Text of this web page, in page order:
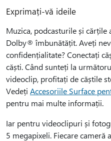
Exprimați-vă ideile
Muzica, podcasturile și cărțile
Dolby® îmbunătățit. Aveți
confidențialitate? Conectați
căști. Când sunteți la
videoclip, profitați de căștile
Vedeți Accesoriile Surface
pentru mai multe informații.
Iar pentru videoclipuri și
5 megapixeli. Fiecare cameră